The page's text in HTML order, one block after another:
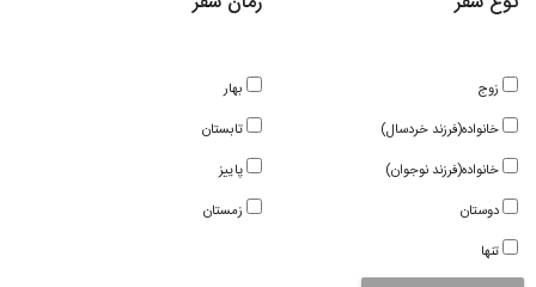
بهار
تابستان
پاییز
زمستان
زوج
خانواده(فرزند خردسال)
خانواده(فرزند نوجوان)
دوستان
تنها